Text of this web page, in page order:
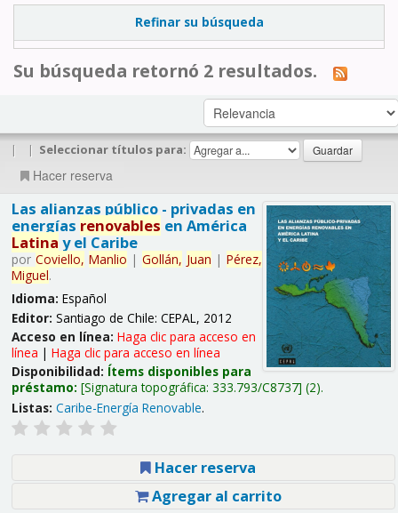
Refinar su búsqueda
Su búsqueda retornó 2 resultados.
| | Seleccionar títulos para:
Hacer reserva
Las alianzas público - privadas en
energías renovables en América
Latina y el Caribe
por Coviello, Manlio | Gollán, Juan | Pérez,
Miguel.
Idioma: Español
Editor: Santiago de Chile: CEPAL, 2012
Acceso en línea: Haga clic para acceso en
línea | Haga clic para acceso en línea
Disponibilidad: Ítems disponibles para
préstamo: Signatura topográfica: 333.793/C8737 (2).
Listas: Caribe-Energía Renovable.
Hacer reserva
Agregar al carrito